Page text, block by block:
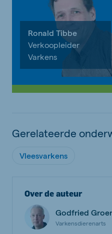
Ronald Tibbe
Verkoopleider
Varkens
Gerelateerde
Vleesvarkens
Over de auteur
Godfried
Varkensdierenarts